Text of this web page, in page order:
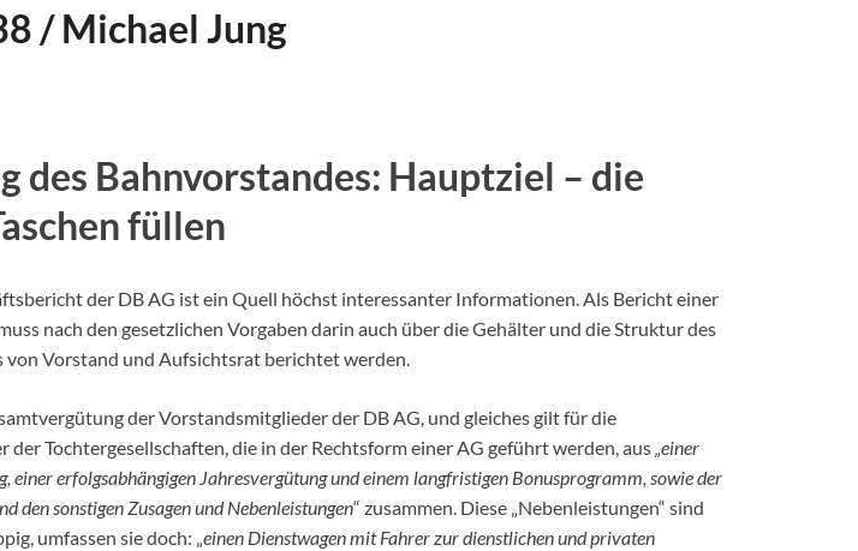
/ Michael Jung
des Bahnvorstandes: Hauptziel – die
füllen
der DB AG ist ein Quell höchst interessanter Informationen. Als Bericht einer
nach den gesetzlichen Vorgaben darin auch über die Gehälter und die Struktur des
von Vorstand und Aufsichtsrat berichtet werden.
der Vorstandsmitglieder der DB AG, und gleiches gilt für die
der Tochtergesellschaften, die in der Rechtsform einer AG geführt werden, aus„einer
einer erfolgsabhängigen Jahresvergütung und einem langfristigen Bonusprogramm, sowie der
den sonstigen Zusagen und Nebenleistungen“ zusammen. Diese „Nebenleistungen“ sind
umfassen sie doch: „einen Dienstwagen mit Fahrer zur dienstlichen und privaten